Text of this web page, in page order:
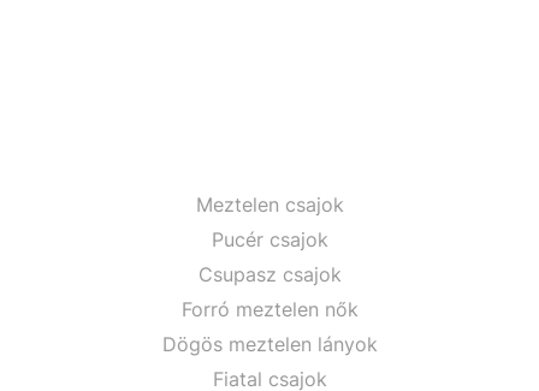
Meztelen csajok
Pucér csajok
Csupasz csajok
Forró meztelen nők
Dögös meztelen lányok
Fiatal csajok